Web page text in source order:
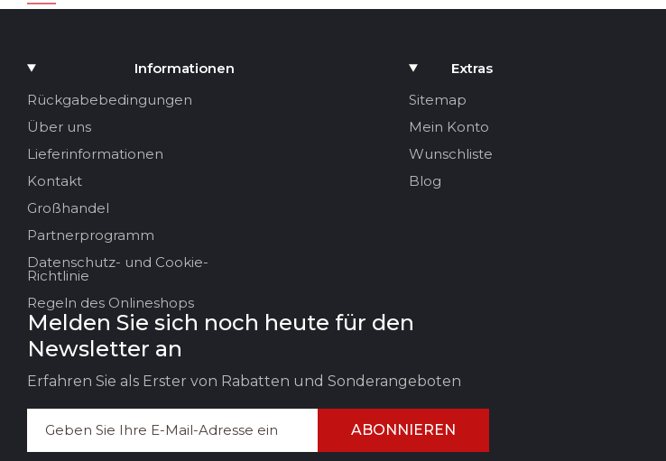
Ihr Name
Ihre E-Mail
Titel der Bewertung
Ihr Feedback:
Informationen
Rückgabebedingungen
Über uns
Lieferinformationen
Kontakt
Großhandel
Partnerprogramm
Datenschutz- und Cookie-
Richtlinie
Regeln des Onlineshops
Extras
Sitemap
Mein Konto
Wunschliste
Blog
Melden Sie sich noch heute für den
Newsletter an
Erfahren Sie als Erster von Rabatten und Sonderangeboten
ABONNIEREN